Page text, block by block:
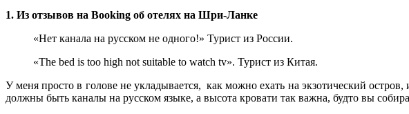
1. Из отзывов на Booking об отелях на Шри-Ланке
«Нет канала на русском не одного!» Турист из России.
«The bed is too high not suitable to watch tv». Турист из Китая.
У меня просто в голове не укладывается, как можно ехать на экзотический
должны быть каналы на русском языке, а высота кровати так важна, будто вы